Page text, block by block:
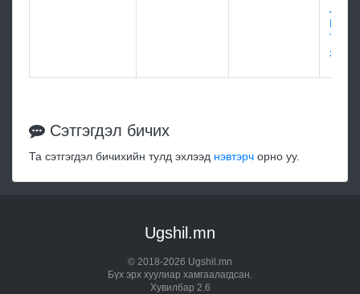
Сэтгэгдэл бичих
Та сэтгэгдэл бичихийн тулд эхлээд нэвтэрч орно уу.
Ugshil.mn
© 2018-2026 Ugshil.mn
Бүх эрх хуулиар хамгаалагдсан.
Хувилбар 2.6